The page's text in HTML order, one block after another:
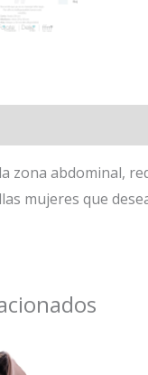
zona abdominal,
mujeres que